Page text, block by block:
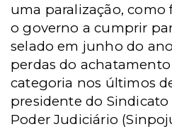
uma paralização, como
o governo a cumprir
selado em junho do
perdas do
categoria nos últimos
presidente do Sindicato
Poder Judiciário